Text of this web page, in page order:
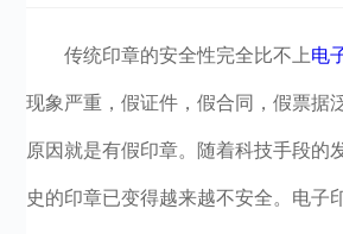
传统印章的安全性完全比不上电
现象严重，假证件，假合同，假票据
原因就是有假印章。随着科技手段的
史的印章已变得越来越不安全。电子